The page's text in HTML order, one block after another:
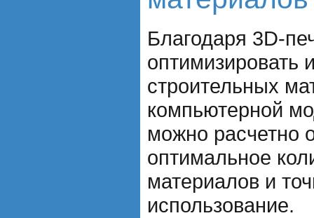
Благодаря 3D-
оптимизировать
строительных
компьютерной
можно расчетно
оптимальное
материалов и
использование.